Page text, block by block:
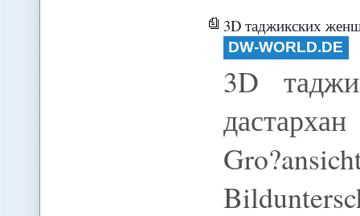
3D таджикских женщин:
DW-WORLD.DE
3D